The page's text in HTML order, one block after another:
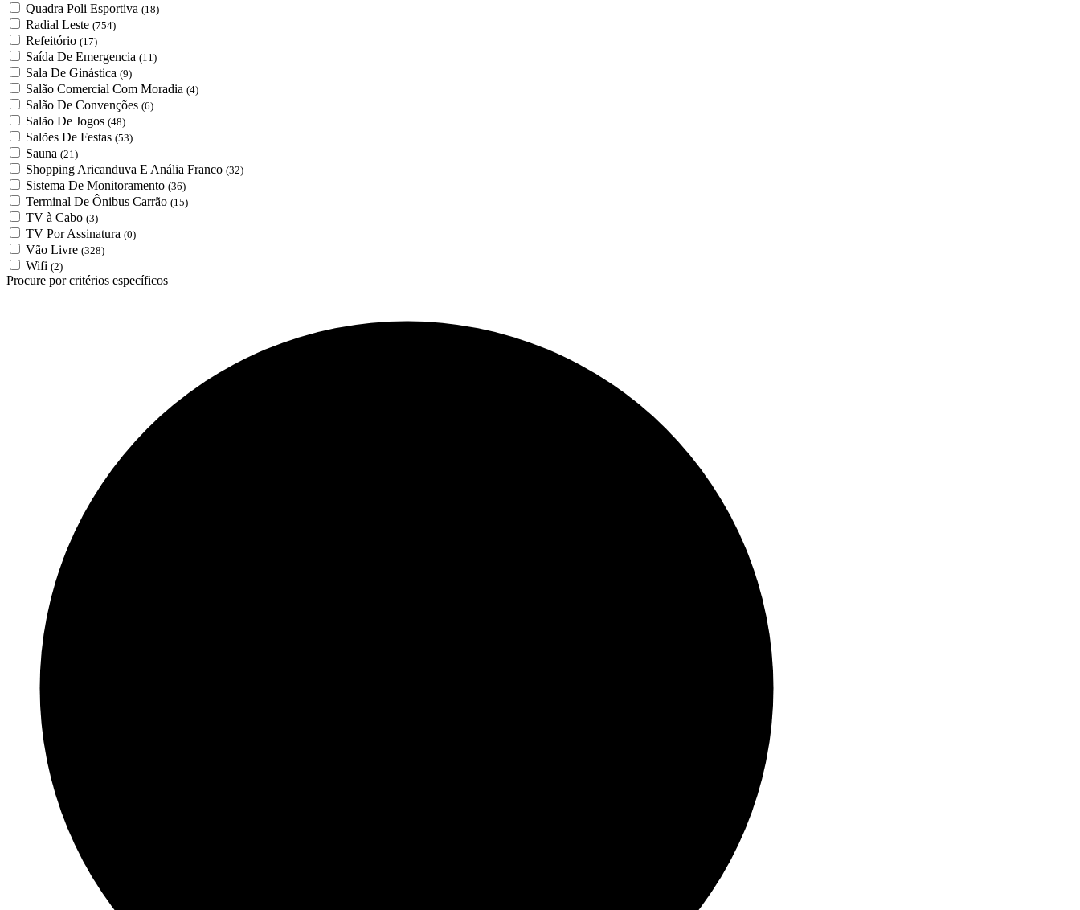
Quadra Poli Esportiva (18)
Radial Leste (754)
Refeitório (17)
Saída De Emergencia (11)
Sala De Ginástica (9)
Salão Comercial Com Moradia (4)
Salão De Convenções (6)
Salão De Jogos (48)
Salões De Festas (53)
Sauna (21)
Shopping Aricanduva E Anália Franco (32)
Sistema De Monitoramento (36)
Terminal De Ônibus Carrão (15)
TV à Cabo (3)
TV Por Assinatura (0)
Vão Livre (328)
Wifi (2)
Procure por critérios específicos